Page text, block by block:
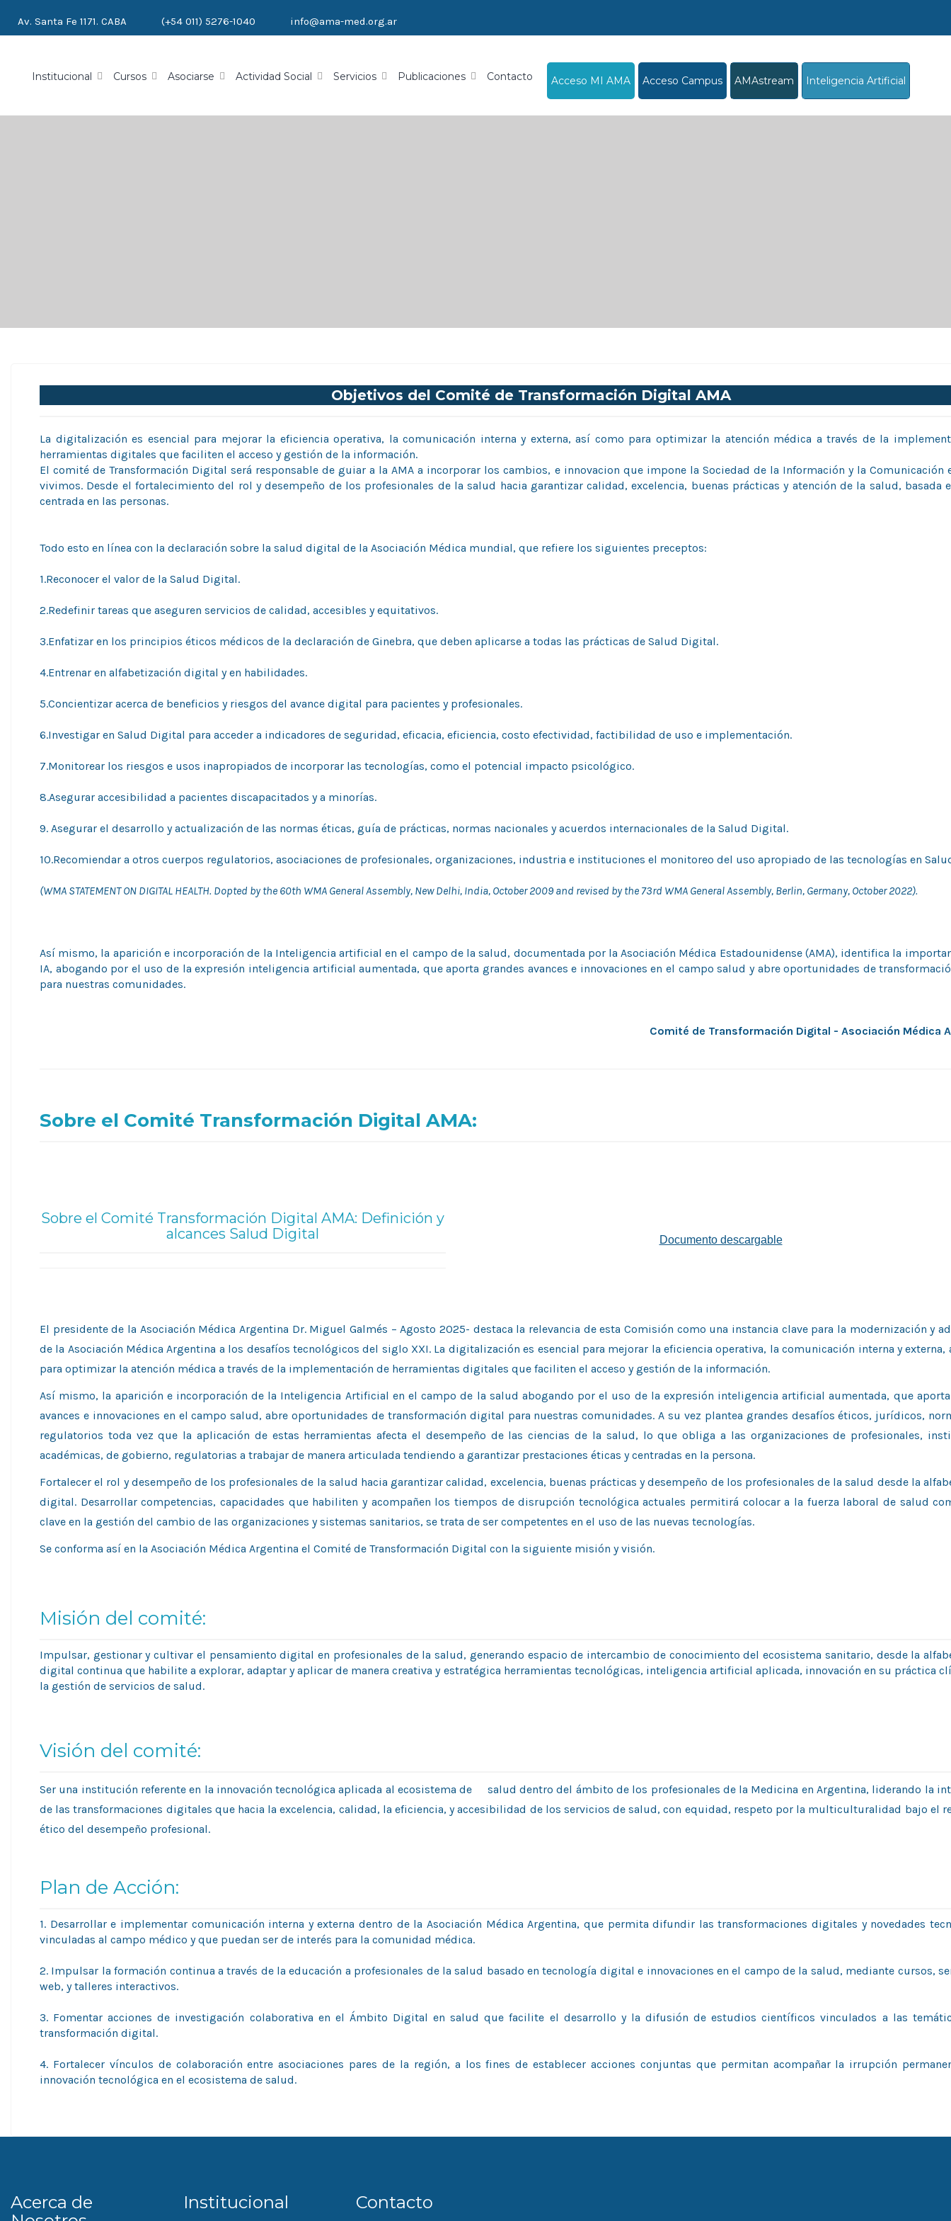
Av. Santa Fe 1171. CABA (+54 011) 5276-1040 info@ama-med.org.ar
Institucional Cursos Asociarse Actividad Social Servicios Publicaciones Contacto Acceso MI AMA Acceso Campus AMAstream Inteligencia Artificial
Objetivos del Comité de Transformación Digital AMA
La digitalización es esencial para mejorar la eficiencia operativa, la comunicación interna y externa, así como para optimizar la atención médica a través de la
herramientas digitales que faciliten el acceso y gestión de la información.
El comité de Transformación Digital será responsable de guiar a la AMA a incorporar los cambios, e innovacion que impone la Sociedad de la Información y la Comunicación
vivimos. Desde el fortalecimiento del rol y desempeño de los profesionales de la salud hacia garantizar calidad, excelencia, buenas prácticas y atención de la salud, basada
centrada en las personas.
Todo esto en línea con la declaración sobre la salud digital de la Asociación Médica mundial, que refiere los siguientes preceptos:
1.Reconocer el valor de la Salud Digital.
2.Redefinir tareas que aseguren servicios de calidad, accesibles y equitativos.
3.Enfatizar en los principios éticos médicos de la declaración de Ginebra, que deben aplicarse a todas las prácticas de Salud Digital.
4.Entrenar en alfabetización digital y en habilidades.
5.Concientizar acerca de beneficios y riesgos del avance digital para pacientes y profesionales.
6.Investigar en Salud Digital para acceder a indicadores de seguridad, eficacia, eficiencia, costo efectividad, factibilidad de uso e implementación.
7.Monitorear los riesgos e usos inapropiados de incorporar las tecnologías, como el potencial impacto psicológico.
8.Asegurar accesibilidad a pacientes discapacitados y a minorías.
9. Asegurar el desarrollo y actualización de las normas éticas, guía de prácticas, normas nacionales y acuerdos internacionales de la Salud Digital.
10.Recomiendar a otros cuerpos regulatorios, asociaciones de profesionales, organizaciones, industria e instituciones el monitoreo del uso apropiado de las tecnologías en
(WMA STATEMENT ON DIGITAL HEALTH. Dopted by the 60th WMA General Assembly, New Delhi, India, October 2009 and revised by the 73rd WMA General Assembly, Berlin, Germany, October 2022).
Así mismo, la aparición e incorporación de la Inteligencia artificial en el campo de la salud, documentada por la Asociación Médica Estadounidense (AMA), identifica la
IA, abogando por el uso de la expresión inteligencia artificial aumentada, que aporta grandes avances e innovaciones en el campo salud y abre oportunidades de
para nuestras comunidades.
Comité de Transformación Digital - Asociación Médica
Sobre el Comité Transformación Digital AMA:
Sobre el Comité Transformación Digital AMA: Definición y
alcances Salud Digital
Documento descargable
El presidente de la Asociación Médica Argentina Dr. Miguel Galmés – Agosto 2025- destaca la relevancia de esta Comisión como una instancia clave para la modernización y
de la Asociación Médica Argentina a los desafíos tecnológicos del siglo XXI. La digitalización es esencial para mejorar la eficiencia operativa, la comunicación interna y externa,
para optimizar la atención médica a través de la implementación de herramientas digitales que faciliten el acceso y gestión de la información.
Así mismo, la aparición e incorporación de la Inteligencia Artificial en el campo de la salud abogando por el uso de la expresión inteligencia artificial aumentada, que
avances e innovaciones en el campo salud, abre oportunidades de transformación digital para nuestras comunidades. A su vez plantea grandes desafíos éticos, jurídicos,
regulatorios toda vez que la aplicación de estas herramientas afecta el desempeño de las ciencias de la salud, lo que obliga a las organizaciones de profesionales,
académicas, de gobierno, regulatorias a trabajar de manera articulada tendiendo a garantizar prestaciones éticas y centradas en la persona.
Fortalecer el rol y desempeño de los profesionales de la salud hacia garantizar calidad, excelencia, buenas prácticas y desempeño de los profesionales de la salud desde la
digital. Desarrollar competencias, capacidades que habiliten y acompañen los tiempos de disrupción tecnológica actuales permitirá colocar a la fuerza laboral de salud
clave en la gestión del cambio de las organizaciones y sistemas sanitarios, se trata de ser competentes en el uso de las nuevas tecnologías.
Se conforma así en la Asociación Médica Argentina el Comité de Transformación Digital con la siguiente misión y visión.
Misión del comité:
Impulsar, gestionar y cultivar el pensamiento digital en profesionales de la salud, generando espacio de intercambio de conocimiento del ecosistema sanitario, desde la
digital continua que habilite a explorar, adaptar y aplicar de manera creativa y estratégica herramientas tecnológicas, inteligencia artificial aplicada, innovación en su práctica
la gestión de servicios de salud.
Visión del comité:
Ser una institución referente en la innovación tecnológica aplicada al ecosistema de salud dentro del ámbito de los profesionales de la Medicina en Argentina, liderando la
de las transformaciones digitales que hacia la excelencia, calidad, la eficiencia, y accesibilidad de los servicios de salud, con equidad, respeto por la multiculturalidad bajo el
ético del desempeño profesional.
Plan de Acción:
1. Desarrollar e implementar comunicación interna y externa dentro de la Asociación Médica Argentina, que permita difundir las transformaciones digitales y novedades
vinculadas al campo médico y que puedan ser de interés para la comunidad médica.
2. Impulsar la formación continua a través de la educación a profesionales de la salud basado en tecnología digital e innovaciones en el campo de la salud, mediante cursos,
web, y talleres interactivos.
3. Fomentar acciones de investigación colaborativa en el Ámbito Digital en salud que facilite el desarrollo y la difusión de estudios científicos vinculados a las
transformación digital.
4. Fortalecer vínculos de colaboración entre asociaciones pares de la región, a los fines de establecer acciones conjuntas que permitan acompañar la irrupción
innovación tecnológica en el ecosistema de salud.
Acerca de
Institucional Contacto